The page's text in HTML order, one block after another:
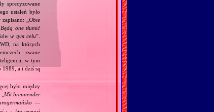
sprecyzowane
ustaleń było
„ Obie
one tłumić
w tym celu”.
na których
zwane
w tym
a i dziś są
było między
Mit brennender
—